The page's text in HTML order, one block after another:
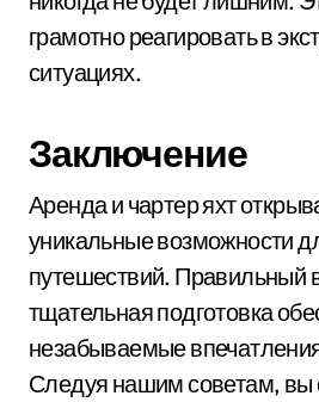
грамотно реагировать в
ситуациях.
Заключение
Аренда и чартер яхт
уникальные возможности
путешествий. Правильный
тщательная подготовка
незабываемые
Следуя нашим советам, вы